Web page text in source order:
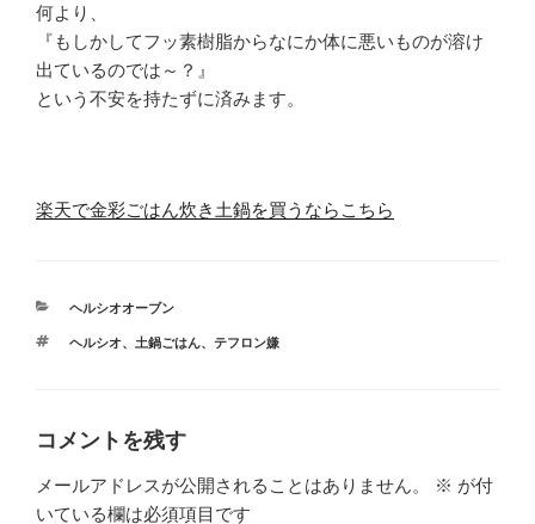
何より、
『もしかしてフッ素樹脂からなにか体に悪いものが溶け
出ているのでは～？』
という不安を持たずに済みます。
楽天で金彩ごはん炊き土鍋を買うならこちら
カ
ゴ
ヘルシオオーブン
タ
ヘルシオ、 土鍋ごはん、 テフロン嫌
コメントを残す
メールアドレスが公開されることはありません。 ※ が付
いている欄は必須項目です